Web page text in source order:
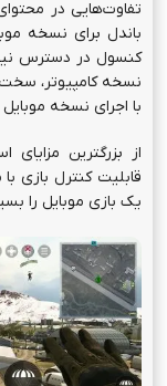
تفاوت‌هایی در
باندل برای نسخه
کنسول در دسترس
نسخه کامپیوتر،
با اجرای نسخه
از بزرگترین مزایای
قابلیت کنترل بازی
یک بازی موبایل را